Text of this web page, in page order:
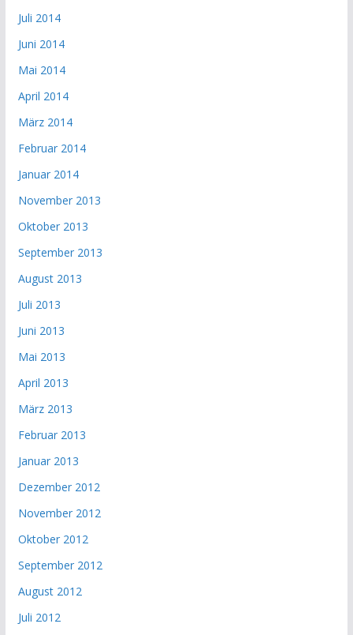
Juli 2014
Juni 2014
Mai 2014
April 2014
März 2014
Februar 2014
Januar 2014
November 2013
Oktober 2013
September 2013
August 2013
Juli 2013
Juni 2013
Mai 2013
April 2013
März 2013
Februar 2013
Januar 2013
Dezember 2012
November 2012
Oktober 2012
September 2012
August 2012
Juli 2012